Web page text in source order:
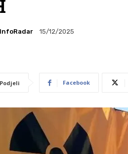
InfoRadar 15/12/2025
Podjeli Facebook